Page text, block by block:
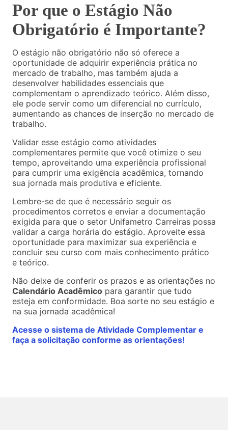
Por que o Estágio Não
Obrigatório é Importante?
O estágio não obrigatório não só oferece a
oportunidade de adquirir experiência prática no
mercado de trabalho, mas também ajuda a
desenvolver habilidades essenciais que
complementam o aprendizado teórico. Além disso,
ele pode servir como um diferencial no currículo,
aumentando as chances de inserção no mercado de
trabalho.
Validar esse estágio como atividades
complementares permite que você otimize o seu
tempo, aproveitando uma experiência profissional
para cumprir uma exigência acadêmica, tornando
sua jornada mais produtiva e eficiente.
Lembre-se de que é necessário seguir os
procedimentos corretos e enviar a documentação
exigida para que o setor Unifametro Carreiras possa
validar a carga horária do estágio. Aproveite essa
oportunidade para maximizar sua experiência e
concluir seu curso com mais conhecimento prático
e teórico.
Não deixe de conferir os prazos e as orientações no
Calendário Acadêmico para garantir que tudo
esteja em conformidade. Boa sorte no seu estágio e
na sua jornada acadêmica!
Acesse o sistema de Atividade Complementar e
faça a solicitação conforme as orientações!